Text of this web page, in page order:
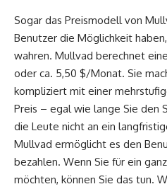
Sogar das Preismodell von
Benutzer die Möglichkeit
wahren. Mullvad berechnet
oder ca. 5,50 $/Monat. Sie
kompliziert mit einer
Preis – egal wie lange Sie den
die Leute nicht an ein
Mullvad ermöglicht es den
bezahlen. Wenn Sie für ein
möchten, können Sie das tun.